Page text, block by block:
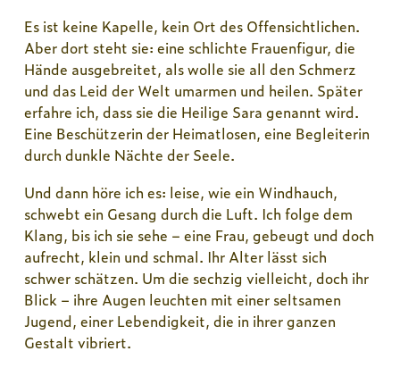
Es ist keine Kapelle, kein Ort des Offensichtlichen.
Aber dort steht sie: eine schlichte Frauenfigur, die
Hände ausgebreitet, als wolle sie all den Schmerz
und das Leid der Welt umarmen und heilen. Später
erfahre ich, dass sie die Heilige Sara genannt wird.
Eine Beschützerin der Heimatlosen, eine Begleiterin
durch dunkle Nächte der Seele.
Und dann höre ich es: leise, wie ein Windhauch,
schwebt ein Gesang durch die Luft. Ich folge dem
Klang, bis ich sie sehe – eine Frau, gebeugt und doch
aufrecht, klein und schmal. Ihr Alter lässt sich
schwer schätzen. Um die sechzig vielleicht, doch ihr
Blick – ihre Augen leuchten mit einer seltsamen
Jugend, einer Lebendigkeit, die in ihrer ganzen
Gestalt vibriert.